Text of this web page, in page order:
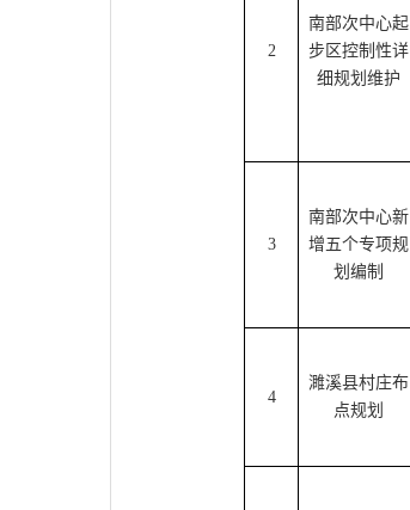
2
南部次中心起
步区控制性详
细规划维护
3
南部次中心新
增五个专项规
划编制
4
濉溪县村庄布
点规划